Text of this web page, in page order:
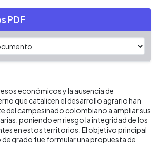
PDF
económicos y la ausencia de
que catalicen el desarrollo agrario han
del campesinado colombiano a ampliar sus
poniendo en riesgo la integridad de los
en estos territorios. El objetivo principal
grado fue formular una propuesta de